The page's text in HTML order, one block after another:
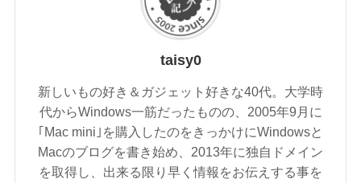
taisy0
新しいもの好き＆ガジェット好きな40代。大学時
代からWindows一筋だったものの、2005年9月に
｢Mac mini｣を購入したのをきっかけにWindowsと
Macのブログを書き始め、2013年に独自ドメイン
を取得し、出来る限り早く情報をお伝えする事を